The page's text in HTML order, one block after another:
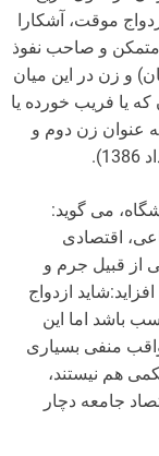
موقت، آشکارا
و صاحب نفوذ
و زن در این میان
یا فریب خورده یا
عنوان زن دوم و
می گوید:
اقتصادی
از قبیل جرم و
ازدواج
باشد اما این
منفی بسیاری
هم نیستند،
جامعه دچار